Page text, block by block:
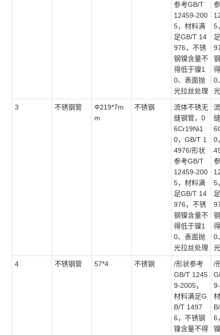
参考GB/T
12459-200
5，材料满
足GB/T 14
976，不锈
钢镍含量不
得低于镍1
0、表面抛
光拉丝处理
5
0
3 不锈钢管
Φ219*7m
m
不锈钢
流体不锈无
缝钢管， 0
6Cr19Ni1
0，GB/T 1
4976/形状
参考GB/T
12459-200
5，材料满
足GB/T 14
976，不锈
钢镍含量不
得低于镍1
0、表面抛
光拉丝处理
0
5
0
4 不锈钢管 57*4 不锈钢
/形状参考
GB/T 1245
9-2005，
材料满足G
B/T 1497
6，不锈钢
镍含量不得
/
6